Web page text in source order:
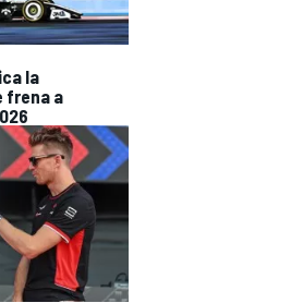
la
frena a